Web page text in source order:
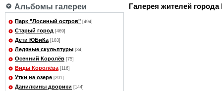
Альбомы галереи
Парк "Лосиный остров" [494]
Старый город [469]
Дети ЮБиКа [183]
Ледяные скульптуры [34]
Осенний Королёв [75]
Виды Королёва [116]
Утки на озере [201]
Данилкины дворики [144]
Галерея жителей города